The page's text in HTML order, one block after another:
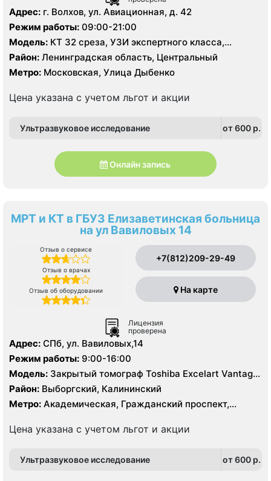
Адрес: г. Волхов, ул. Авиационная, д. 42
Режим работы: 09:00-21:00
Модель: КТ 32 среза, УЗИ экспертного класса,
цифровой рентген
Район: Ленинградская область, Центральный
Метро: Московская, Улица Дыбенко
Цена указана с учетом льгот и акции
Ультразвуковое исследование от 600 p.
Онлайн запись
МРТ и КТ в ГБУЗ Елизаветинская больница
на ул Вавиловых 14
Отзыв о сервисе
Отзыв о врачах
Отзыв об оборудовании
+7(812)209-29-49
На карте
Лицензия
проверена
Адрес: СПб, ул. Вавиловых,14
Режим работы: 9:00-16:00
Модель: Закрытый томограф Toshiba Excelart Vantage
Atlas X 1.5 Тесла, КТ Toshiba Aquillion 64 среза, КТ
Toshiba Aquillion 16 срезов
Район: Выборгский, Калининский
Метро: Академическая, Гражданский проспект,
Цена указана с учетом льгот и акции
Ультразвуковое исследование от 600 p.